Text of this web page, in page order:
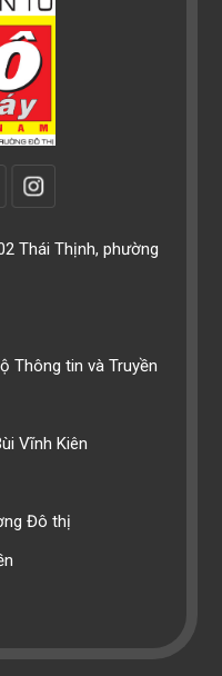
Thái Thịnh, phường
Thông tin và Truyền
Vĩnh Kiên
Đô thị